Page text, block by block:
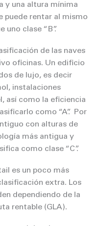
y una altura mínima
puede rentar al mismo
uno clase “B”.
de las naves
oficinas. Un edificio
de lujo, es decir
instalaciones
así como la eficiencia
como “A”. Por
con alturas de
más antigua y
como clase “C”.
es un poco más
extra. Los
dependiendo de la
rentable (GLA).